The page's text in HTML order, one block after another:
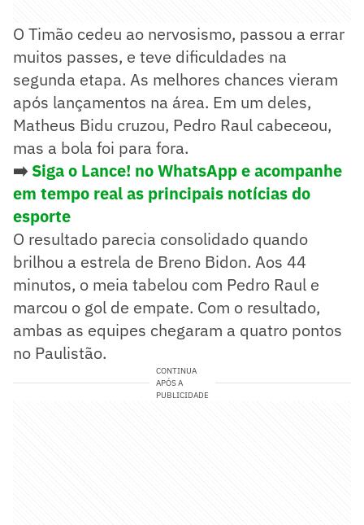
O Timão cedeu ao nervosismo, passou a errar
muitos passes, e teve dificuldades na
segunda etapa. As melhores chances vieram
após lançamentos na área. Em um deles,
Matheus Bidu cruzou, Pedro Raul cabeceou,
mas a bola foi para fora.
➡️ Siga o Lance! no WhatsApp e acompanhe
em tempo real as principais notícias do
esporte
O resultado parecia consolidado quando
brilhou a estrela de Breno Bidon. Aos 44
minutos, o meia tabelou com Pedro Raul e
marcou o gol de empate. Com o resultado,
ambas as equipes chegaram a quatro pontos
no Paulistão.
CONTINUA
APÓS A
PUBLICIDADE